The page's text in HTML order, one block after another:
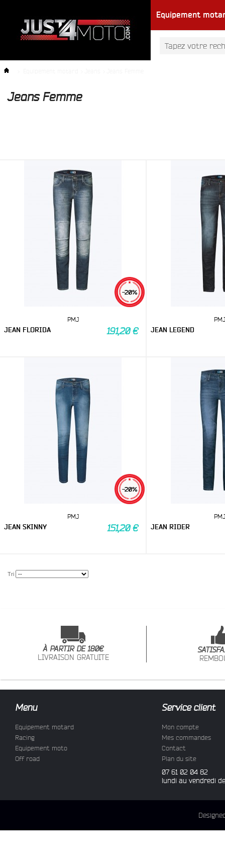
Equipement
Jeans Femme
-20%
PMJ
JEAN FLORIDA 191,20 €
PMJ
JEAN LEGEND
-20%
PMJ
JEAN SKINNY 151,20 €
PMJ
JEAN RIDER
Tri
À PARTIR DE 180€
LIVRAISON GRATUITE
Menu
Equipement motard
Racing
Equipement moto
Off road
Service client
Mon compte
Mes commandes
Contact
Plan du site
07 61 02 04 82
lundi au vendredi